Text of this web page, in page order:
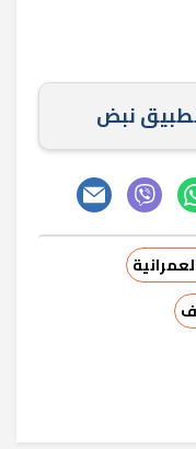
نبض